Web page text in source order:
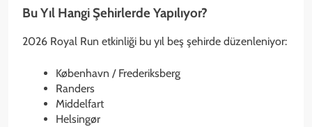
Bu Yıl Hangi Şehirlerde Yapılıyor?
2026 Royal Run etkinliği bu yıl beş şehirde düzenleniyor:
København / Frederiksberg
Randers
Middelfart
Helsingør